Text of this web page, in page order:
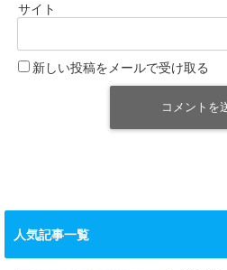
サイト
新しい投稿をメールで受け取る
人気記事一覧